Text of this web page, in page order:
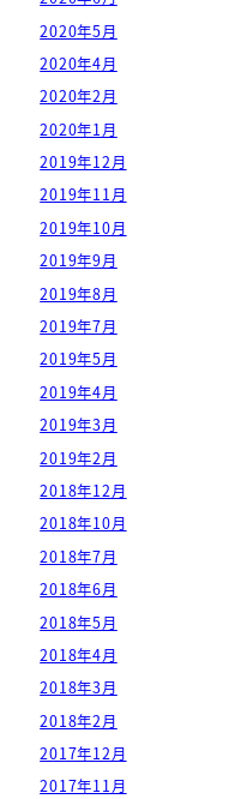
2020年5月
2020年4月
2020年2月
2020年1月
2019年12月
2019年11月
2019年10月
2019年9月
2019年8月
2019年7月
2019年5月
2019年4月
2019年3月
2019年2月
2018年12月
2018年10月
2018年7月
2018年6月
2018年5月
2018年4月
2018年3月
2018年2月
2017年12月
2017年11月